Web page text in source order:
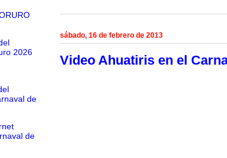
sábado, 16 de febrero de 2013
Video Ahuatiris en el
2026
de
de